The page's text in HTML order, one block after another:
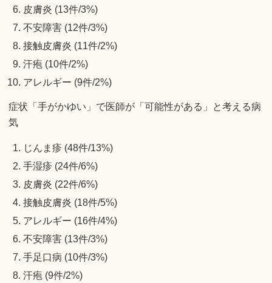
皮膚炎 (13件/3%)
不安障害 (12件/3%)
接触皮膚炎 (11件/2%)
汗疱 (10件/2%)
アレルギー (9件/2%)
症状「手がかゆい」で医師が「可能性がある」と考える病
気
じんま疹 (48件/13%)
手湿疹 (24件/6%)
皮膚炎 (22件/6%)
接触皮膚炎 (18件/5%)
アレルギー (16件/4%)
不安障害 (13件/3%)
手足口病 (10件/3%)
汗疱 (9件/2%)